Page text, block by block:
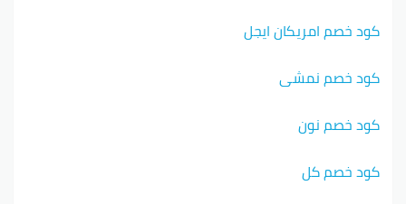
كود خصم امريكان ايجل
كود خصم نمشي
كود خصم نون
كود خصم كل